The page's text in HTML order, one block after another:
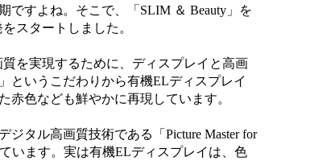
ですよね。そこで、「SLIM ＆ Beauty」を
スタートしました。
を実現するために、ディスプレイと高画
というこだわりから有機ELディスプレイ
色なども鮮やかに再現しています。
タル高画質技術である「Picture Master for
います。実は有機ELディスプレイは、色